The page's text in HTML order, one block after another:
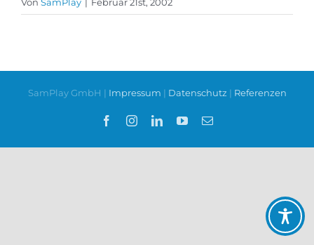
Von SamPlay | Februar 21st, 2002
SamPlay GmbH | Impressum | Datenschutz | Referenzen
FacebookInstagramLinkedInYouTube
E-